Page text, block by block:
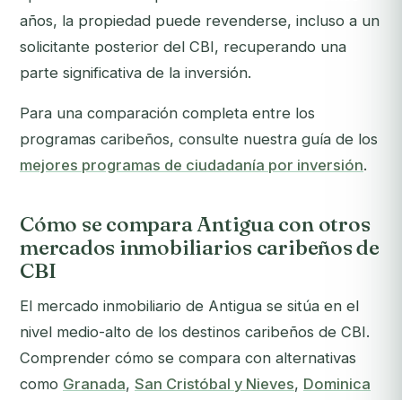
años, la propiedad puede revenderse, incluso a un
solicitante posterior del CBI, recuperando una
parte significativa de la inversión.
Para una comparación completa entre los
programas caribeños, consulte nuestra guía de los
mejores programas de ciudadanía por inversión.
Cómo se compara Antigua con otros
mercados inmobiliarios caribeños de
CBI
El mercado inmobiliario de Antigua se sitúa en el
nivel medio-alto de los destinos caribeños de CBI.
Comprender cómo se compara con alternativas
como Granada, San Cristóbal y Nieves, Dominica